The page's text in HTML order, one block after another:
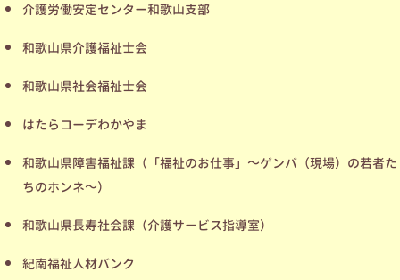
介護労働安定センター和歌山支部
和歌山県介護福祉士会
和歌山県社会福祉士会
はたらコーデわかやま
和歌山県障害福祉課（「福祉のお仕事」～ゲンバ（現場）の若者た
ちのホンネ～）
和歌山県長寿社会課（介護サービス指導室）
紀南福祉人材バンク